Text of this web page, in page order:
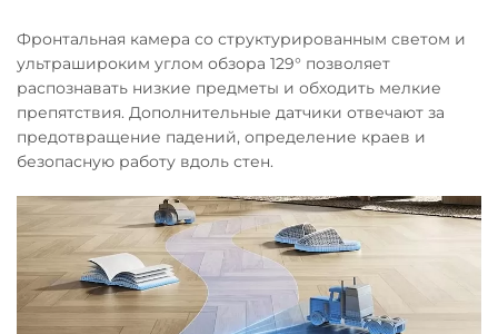
Фронтальная камера со структурированным светом и
ультрашироким углом обзора 129° позволяет
распознавать низкие предметы и обходить мелкие
препятствия. Дополнительные датчики отвечают за
предотвращение падений, определение краев и
безопасную работу вдоль стен.